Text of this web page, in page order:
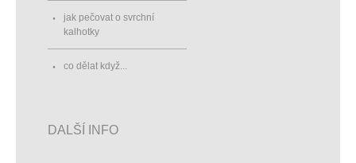
jak pečovat o svrchní
kalhotky
co dělat když...
DALŠÍ INFO